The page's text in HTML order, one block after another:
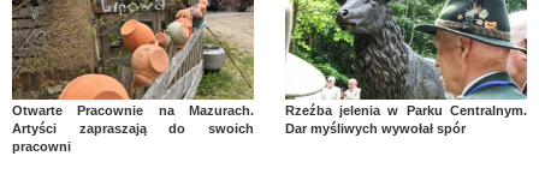
Otwarte Pracownie na Mazurach.
Artyści zapraszają do swoich
pracowni
Rzeźba jelenia w Parku Centralnym.
Dar myśliwych wywołał spór